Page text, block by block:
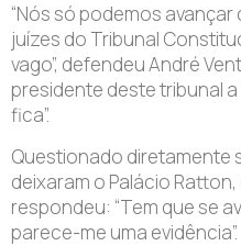
“Nós só podemos
juízes do Tribunal
vago”, defendeu André
presidente deste tribunal
fica”.
Questionado diretamente
deixaram o Palácio
respondeu: “Tem que se
parece-me uma evidência”.